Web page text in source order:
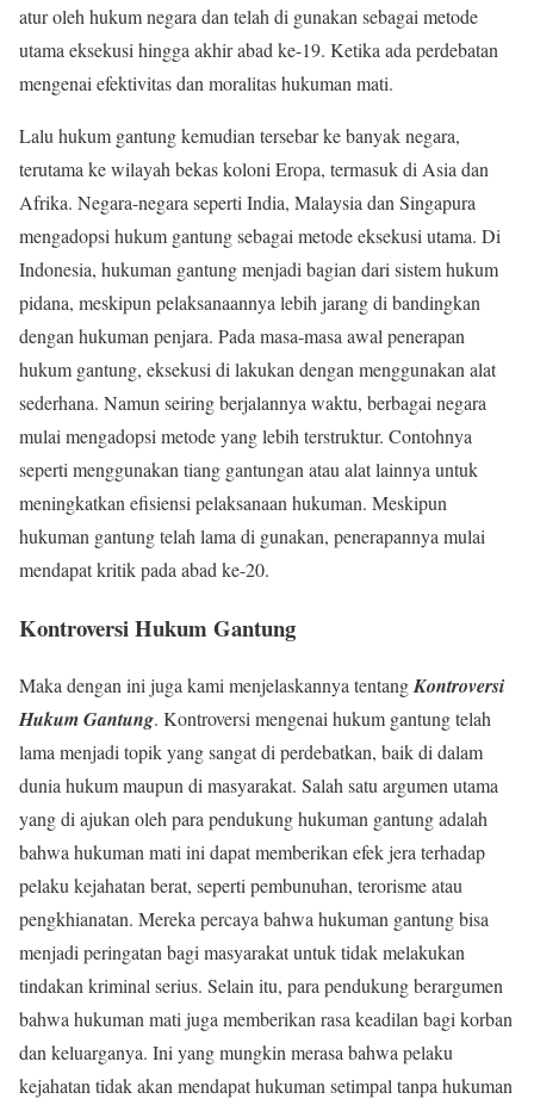
atur oleh hukum negara dan telah di gunakan sebagai metode
utama eksekusi hingga akhir abad ke-19. Ketika ada perdebatan
mengenai efektivitas dan moralitas hukuman mati.
Lalu hukum gantung kemudian tersebar ke banyak negara,
terutama ke wilayah bekas koloni Eropa, termasuk di Asia dan
Afrika. Negara-negara seperti India, Malaysia dan Singapura
mengadopsi hukum gantung sebagai metode eksekusi utama. Di
Indonesia, hukuman gantung menjadi bagian dari sistem hukum
pidana, meskipun pelaksanaannya lebih jarang di bandingkan
dengan hukuman penjara. Pada masa-masa awal penerapan
hukum gantung, eksekusi di lakukan dengan menggunakan alat
sederhana. Namun seiring berjalannya waktu, berbagai negara
mulai mengadopsi metode yang lebih terstruktur. Contohnya
seperti menggunakan tiang gantungan atau alat lainnya untuk
meningkatkan efisiensi pelaksanaan hukuman. Meskipun
hukuman gantung telah lama di gunakan, penerapannya mulai
mendapat kritik pada abad ke-20.
Kontroversi Hukum Gantung
Maka dengan ini juga kami menjelaskannya tentangKontroversi
Hukum Gantung. Kontroversi mengenai hukum gantung telah
lama menjadi topik yang sangat di perdebatkan, baik di dalam
dunia hukum maupun di masyarakat. Salah satu argumen utama
yang di ajukan oleh para pendukung hukuman gantung adalah
bahwa hukuman mati ini dapat memberikan efek jera terhadap
pelaku kejahatan berat, seperti pembunuhan, terorisme atau
pengkhianatan. Mereka percaya bahwa hukuman gantung bisa
menjadi peringatan bagi masyarakat untuk tidak melakukan
tindakan kriminal serius. Selain itu, para pendukung berargumen
bahwa hukuman mati juga memberikan rasa keadilan bagi korban
dan keluarganya. Ini yang mungkin merasa bahwa pelaku
kejahatan tidak akan mendapat hukuman setimpal tanpa hukuman